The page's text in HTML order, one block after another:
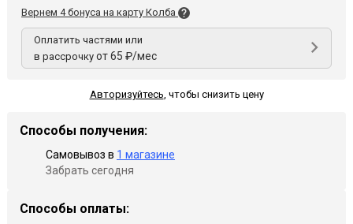
Вернем 4 бонуса на карту Колба
Оплатить частями или
в рассрочку от 65 ₽/мес
Авторизуйтесь, чтобы снизить цену
Способы получения:
Самовывоз в 1 магазине
Забрать сегодня
Способы оплаты: